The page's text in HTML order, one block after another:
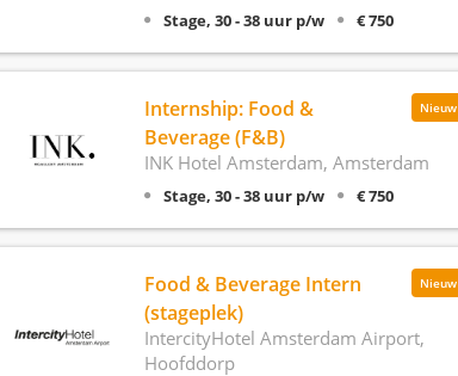
Stage, 30 - 38 uur p/w € 750
Nieuw
Internship: Food &
Beverage (F&B)
INK Hotel Amsterdam, Amsterdam
Stage, 30 - 38 uur p/w € 750
Nieuw
Food & Beverage Intern
(stageplek)
IntercityHotel Amsterdam Airport,
Hoofddorp